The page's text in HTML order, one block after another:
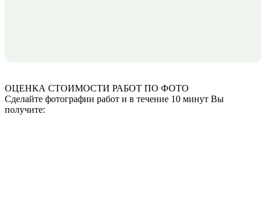
ОЦЕНКА СТОИМОСТИ РАБОТ ПО ФОТО
Сделайте фотографии работ и в течение 10 минут Вы
получите: